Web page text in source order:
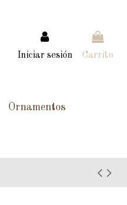
Iniciar sesión Carrito
Ornamentos